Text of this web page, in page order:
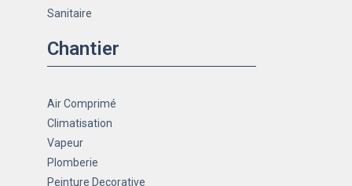
Sanitaire
Chantier
Air Comprimé
Climatisation
Vapeur
Plomberie
Peinture Decorative